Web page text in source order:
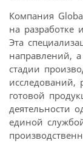
Компания
на разработке
Эта
направлений,
стадии
исследований,
готовой
деятельности
единой